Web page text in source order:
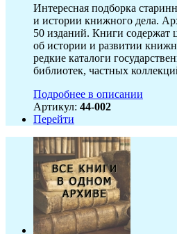
Интересная подборка
и истории книжного дела.
50 изданий. Книги
об истории и развитии
редкие каталоги
библиотек, частных
Подробнее в описании
Артикул: 44-002
Перейти